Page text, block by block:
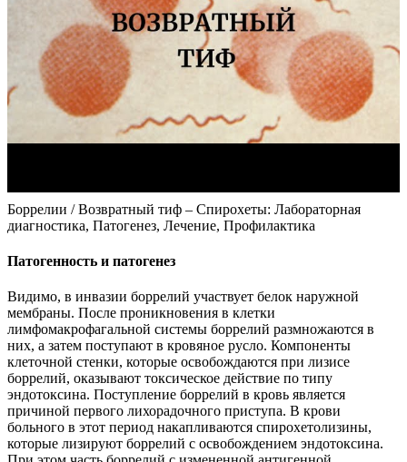
Боррелии / Возвратный тиф – Спирохеты: Лабораторная
диагностика, Патогенез, Лечение, Профилактика
Патогенность и патогенез
Видимо, в инвазии боррелий участвует белок наружной
мембраны. После проникновения в клетки
лимфомакрофагальной системы боррелий размножаются в
них, а затем поступают в кровяное русло. Компоненты
клеточной стенки, которые освобождаются при лизисе
боррелий, оказывают токсическое действие по типу
эндотоксина. Поступление боррелий в кровь является
причиной первого лихорадочного приступа. В крови
больного в этот период накапливаются спирохетолизины,
которые лизируют боррелий с освобождением эндотоксина.